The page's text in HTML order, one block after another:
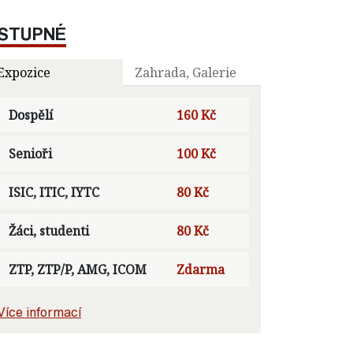
Zahrada, Galerie
Dospělí 160 Kč
Senioři 100 Kč
ISIC, ITIC, IYTC 80 Kč
Žáci, studenti 80 Kč
ZTP, ZTP/P, AMG, ICOM Zdarma
informací